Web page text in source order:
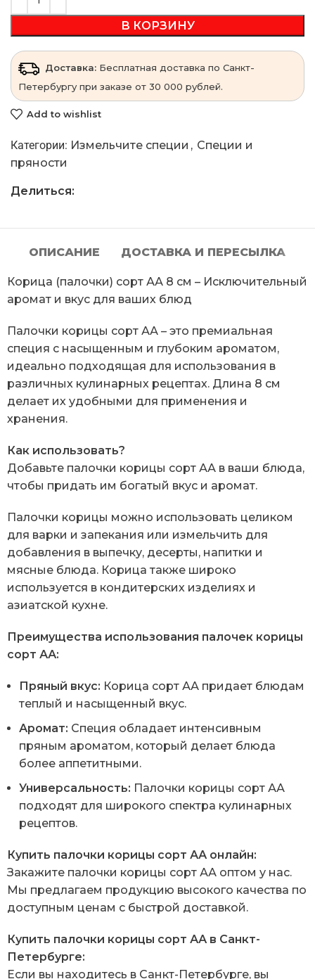
В КОРЗИНУ
Доставка: Бесплатная доставка по Санкт-
Петербургу при заказе от 30 000 рублей.
Add to wishlist
Категории: Измельчите специи , Специи и
пряности
Делиться:
ОПИСАНИЕ ДОСТАВКА И ПЕРЕСЫЛКА
Корица (палочки) сорт АА 8 см – Исключительный
аромат и вкус для ваших блюд
Палочки корицы сорт АА – это премиальная
специя с насыщенным и глубоким ароматом,
идеально подходящая для использования в
различных кулинарных рецептах. Длина 8 см
делает их удобными для применения и
хранения.
Как использовать?
Добавьте палочки корицы сорт АА в ваши блюда,
чтобы придать им богатый вкус и аромат.
Палочки корицы можно использовать целиком
для варки и запекания или измельчить для
добавления в выпечку, десерты, напитки и
мясные блюда. Корица также широко
используется в кондитерских изделиях и
азиатской кухне.
Преимущества использования палочек корицы
сорт АА:
Пряный вкус: Корица сорт АА придает блюдам
теплый и насыщенный вкус.
Аромат: Специя обладает интенсивным
пряным ароматом, который делает блюда
более аппетитными.
Универсальность: Палочки корицы сорт АА
подходят для широкого спектра кулинарных
рецептов.
Купить палочки корицы сорт АА онлайн:
Закажите палочки корицы сорт АА оптом у нас.
Мы предлагаем продукцию высокого качества по
доступным ценам с быстрой доставкой.
Купить палочки корицы сорт АА в Санкт-
Петербурге:
Если вы находитесь в Санкт-Петербурге, вы